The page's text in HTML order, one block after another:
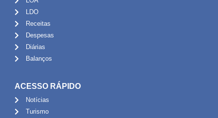
LDO
Receitas
Despesas
Diárias
Balanços
ACESSO RÁPIDO
Notícias
Turismo